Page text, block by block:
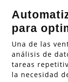
para
Una de las
análisis de
tareas
la necesidad